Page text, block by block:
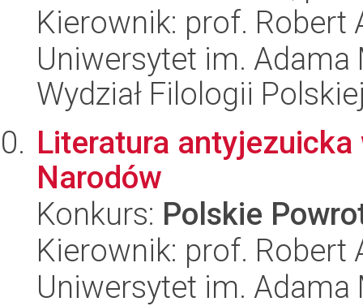
Kierownik: prof. Robert
Uniwersytet im.
Wydział Filologii
Literatura
Narodów
Konkurs: Polskie
Kierownik: prof. Robert
Uniwersytet im.